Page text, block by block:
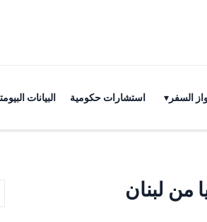
السفر استشارات حكومية البيانات
من لبنان